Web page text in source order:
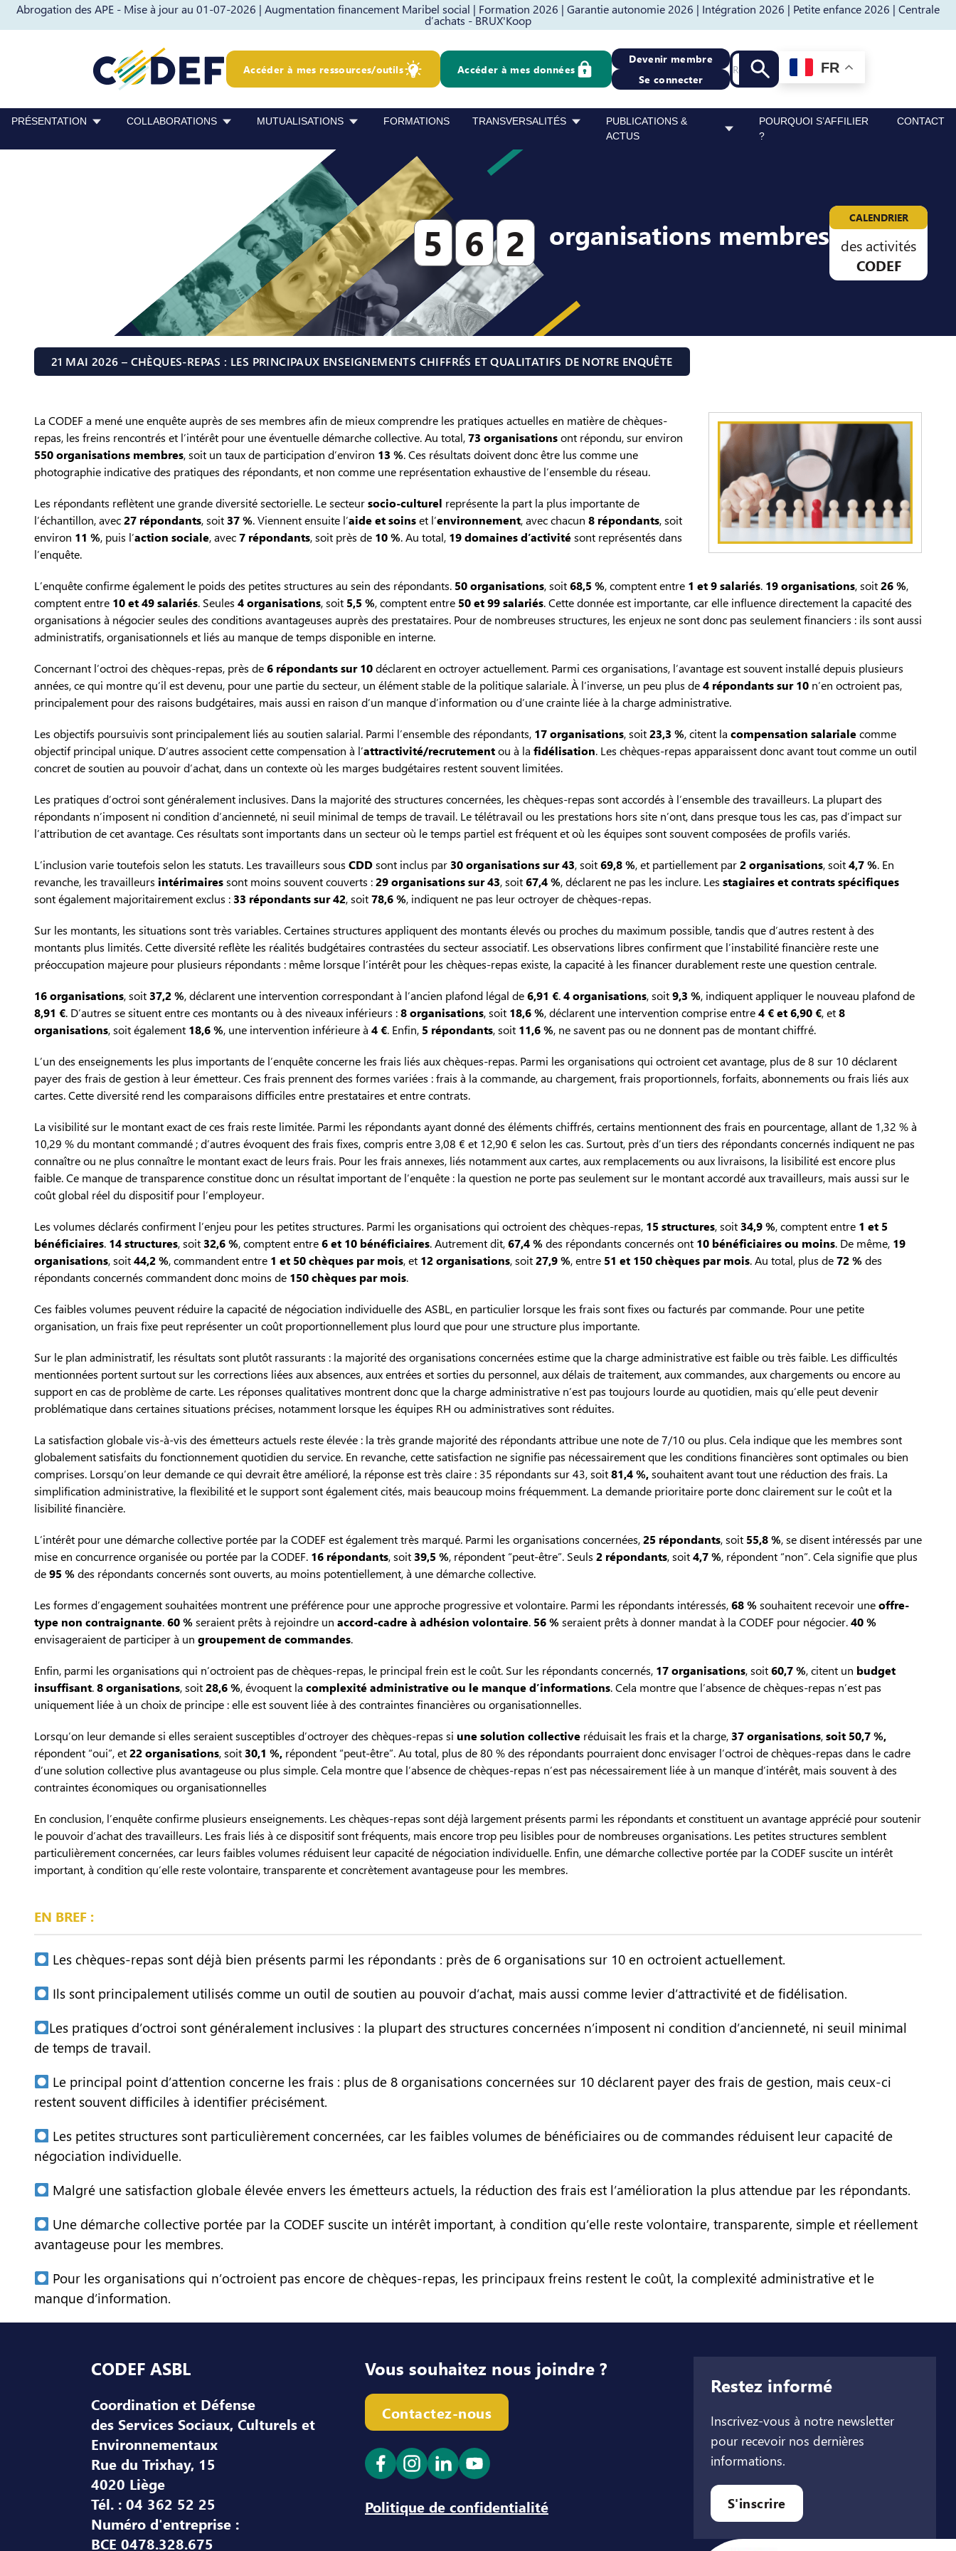
Abrogation des APE - Mise à jour au 01-07-2026 | Augmentation financement Maribel social | Formation 2026 | Garantie autonomie 2026 | Intégration 2026 | Petite enfance 2026 | Centrale
d’achats - BRUX'Koop
Passer au contenu Passer au pied de page
Accéder à mes ressources/outils Accéder à mes données
Devenir membre
Se connecter
Recherche
Lancer la recherche
FR
PRÉSENTATION COLLABORATIONS MUTUALISATIONS FORMATIONS TRANSVERSALITÉS
PUBLICATIONS &
ACTUS
POURQUOI S’AFFILIER
?
CONTACT
5 6 2 organisations membres CALENDRIER
des activités
CODEF
21 MAI 2026 – CHÈQUES-REPAS : LES PRINCIPAUX ENSEIGNEMENTS CHIFFRÉS ET QUALITATIFS DE NOTRE ENQUÊTE
La CODEF a mené une enquête auprès de ses membres afin de mieux comprendre les pratiques actuelles en matière de chèques-
repas, les freins rencontrés et l’intérêt pour une éventuelle démarche collective. Au total,73 organisationsont répondu, sur environ
550 organisations membres, soit un taux de participation d’environ 13 %. Ces résultats doivent donc être lus comme une
photographie indicative des pratiques des répondants, et non comme une représentation exhaustive de l’ensemble du réseau.
Les répondants reflètent une grande diversité sectorielle. Le secteursocio-culturel représente la part la plus importante de
l’échantillon, avec27 répondants, soit 37 %. Viennent ensuite l’aide et soinset l’environnement, avec chacun 8 répondants, soit
environ 11 %, puis l’action sociale, avec7 répondants, soit près de 10 %. Au total, 19 domaines d’activitésont représentés dans
l’enquête.
L’enquête confirme également le poids des petites structures au sein des répondants. 50 organisations, soit68,5 %, comptent entre 1 et 9 salariés. 19 organisations, soit26 %,
comptent entre 10 et 49 salariés. Seules 4 organisations, soit 5,5 %, comptent entre 50 et 99 salariés. Cette donnée est importante, car elle influence directement la capacité des
organisations à négocier seules des conditions avantageuses auprès des prestataires. Pour de nombreuses structures, les enjeux ne sont donc pas seulement financiers : ils sont aussi
administratifs, organisationnels et liés au manque de temps disponible en interne.
Concernant l’octroi des chèques-repas, près de6 répondants sur 10déclarent en octroyer actuellement. Parmi ces organisations, l’avantage est souvent installé depuis plusieurs
années, ce qui montre qu’il est devenu, pour une partie du secteur, un élément stable de la politique salariale. À l’inverse, un peu plus de4 répondants sur 10 n’en octroient pas,
principalement pour des raisons budgétaires, mais aussi en raison d’un manque d’information ou d’une crainte liée à la charge administrative.
Les objectifs poursuivis sont principalement liés au soutien salarial. Parmi l’ensemble des répondants, 17 organisations, soit23,3 %, citent la compensation salarialecomme
objectif principal unique. D’autres associent cette compensation à l’attractivité/recrutementou à la fidélisation. Les chèques-repas apparaissent donc avant tout comme un outil
concret de soutien au pouvoir d’achat, dans un contexte où les marges budgétaires restent souvent limitées.
Les pratiques d’octroi sont généralement inclusives. Dans la majorité des structures concernées, les chèques-repas sont accordés à l’ensemble des travailleurs. La plupart des
répondants n’imposent ni condition d’ancienneté, ni seuil minimal de temps de travail. Le télétravail ou les prestations hors site n’ont, dans presque tous les cas, pas d’impact sur
l’attribution de cet avantage. Ces résultats sont importants dans un secteur où le temps partiel est fréquent et où les équipes sont souvent composées de profils variés.
L’inclusion varie toutefois selon les statuts. Les travailleurs sous CDDsont inclus par 30 organisations sur 43, soit69,8 %, et partiellement par2 organisations, soit4,7 %. En
revanche, les travailleurs intérimairessont moins souvent couverts :29 organisations sur 43, soit67,4 %, déclarent ne pas les inclure. Les stagiaires et contrats spécifiques
sont également majoritairement exclus : 33 répondants sur 42, soit78,6 %, indiquent ne pas leur octroyer de chèques-repas.
Sur les montants, les situations sont très variables. Certaines structures appliquent des montants élevés ou proches du maximum possible, tandis que d’autres restent à des
montants plus limités. Cette diversité reflète les réalités budgétaires contrastées du secteur associatif. Les observations libres confirment que l’instabilité financière reste une
préoccupation majeure pour plusieurs répondants : même lorsque l’intérêt pour les chèques-repas existe, la capacité à les financer durablement reste une question centrale.
16 organisations, soit 37,2 %, déclarent une intervention correspondant à l’ancien plafond légal de6,91 €.4 organisations, soit9,3 %, indiquent appliquer le nouveau plafond de
8,91 €. D’autres se situent entre ces montants ou à des niveaux inférieurs :8 organisations, soit 18,6 %, déclarent une intervention comprise entre4 € et 6,90 €, et8
organisations, soit également 18,6 %, une intervention inférieure à 4 €. Enfin, 5 répondants, soit 11,6 %, ne savent pas ou ne donnent pas de montant chiffré.
L’un des enseignements les plus importants de l’enquête concerne les frais liés aux chèques-repas. Parmi les organisations qui octroient cet avantage, plus de 8 sur 10 déclarent
payer des frais de gestion à leur émetteur. Ces frais prennent des formes variées : frais à la commande, au chargement, frais proportionnels, forfaits, abonnements ou frais liés aux
cartes. Cette diversité rend les comparaisons difficiles entre prestataires et entre contrats.
La visibilité sur le montant exact de ces frais reste limitée. Parmi les répondants ayant donné des éléments chiffrés, certains mentionnent des frais en pourcentage, allant de 1,32 % à
10,29 % du montant commandé ; d’autres évoquent des frais fixes, compris entre 3,08 € et 12,90 € selon les cas. Surtout, près d’un tiers des répondants concernés indiquent ne pas
connaître ou ne plus connaître le montant exact de leurs frais. Pour les frais annexes, liés notamment aux cartes, aux remplacements ou aux livraisons, la lisibilité est encore plus
faible. Ce manque de transparence constitue donc un résultat important de l’enquête : la question ne porte pas seulement sur le montant accordé aux travailleurs, mais aussi sur le
coût global réel du dispositif pour l’employeur.
Les volumes déclarés confirment l’enjeu pour les petites structures. Parmi les organisations qui octroient des chèques-repas, 15 structures, soit 34,9 %, comptent entre 1 et 5
bénéficiaires. 14 structures, soit 32,6 %, comptent entre6 et 10 bénéficiaires. Autrement dit,67,4 %des répondants concernés ont 10 bénéficiaires ou moins. De même, 19
organisations, soit44,2 %, commandent entre 1 et 50 chèques par mois, et 12 organisations, soit27,9 %, entre 51 et 150 chèques par mois. Au total, plus de72 %des
répondants concernés commandent donc moins de 150 chèques par mois.
Ces faibles volumes peuvent réduire la capacité de négociation individuelle des ASBL, en particulier lorsque les frais sont fixes ou facturés par commande. Pour une petite
organisation, un frais fixe peut représenter un coût proportionnellement plus lourd que pour une structure plus importante.
Sur le plan administratif, les résultats sont plutôt rassurants : la majorité des organisations concernées estime que la charge administrative est faible ou très faible. Les difficultés
mentionnées portent surtout sur les corrections liées aux absences, aux entrées et sorties du personnel, aux délais de traitement, aux commandes, aux chargements ou encore au
support en cas de problème de carte. Les réponses qualitatives montrent donc que la charge administrative n’est pas toujours lourde au quotidien, mais qu’elle peut devenir
problématique dans certaines situations précises, notamment lorsque les équipes RH ou administratives sont réduites.
La satisfaction globale vis-à-vis des émetteurs actuels reste élevée : la très grande majorité des répondants attribue une note de 7/10 ou plus. Cela indique que les membres sont
globalement satisfaits du fonctionnement quotidien du service. En revanche, cette satisfaction ne signifie pas nécessairement que les conditions financières sont optimales ou bien
comprises. Lorsqu’on leur demande ce qui devrait être amélioré, la réponse est très claire : 35 répondants sur 43, soit81,4 %,souhaitent avant tout une réduction des frais. La
simplification administrative, la flexibilité et le support sont également cités, mais beaucoup moins fréquemment. La demande prioritaire porte donc clairement sur le coût et la
lisibilité financière.
L’intérêt pour une démarche collective portée par la CODEF est également très marqué. Parmi les organisations concernées,25 répondants, soit 55,8 %, se disent intéressés par une
mise en concurrence organisée ou portée par la CODEF. 16 répondants, soit 39,5 %, répondent “peut-être”. Seuls 2 répondants, soit4,7 %, répondent “non”. Cela signifie que plus
de95 %des répondants concernés sont ouverts, au moins potentiellement, à une démarche collective.
Les formes d’engagement souhaitées montrent une préférence pour une approche progressive et volontaire. Parmi les répondants intéressés,68 %souhaitent recevoir uneoffre-
type non contraignante.60 %seraient prêts à rejoindre un accord-cadre à adhésion volontaire. 56 %seraient prêts à donner mandat à la CODEF pour négocier.40 %
envisageraient de participer à un groupement de commandes.
Enfin, parmi les organisations qui n’octroient pas de chèques-repas, le principal frein est le coût. Sur les répondants concernés, 17 organisations, soit60,7 %, citent un budget
insuffisant.8 organisations, soit28,6 %, évoquent la complexité administrative ou le manque d’informations. Cela montre que l’absence de chèques-repas n’est pas
uniquement liée à un choix de principe : elle est souvent liée à des contraintes financières ou organisationnelles.
Lorsqu’on leur demande si elles seraient susceptibles d’octroyer des chèques-repas si une solution collective réduisait les frais et la charge, 37 organisations,soit 50,7 %,
répondent “oui”, et22 organisations, soit 30,1 %, répondent “peut-être”. Au total, plus de 80 % des répondants pourraient donc envisager l’octroi de chèques-repas dans le cadre
d’une solution collective plus avantageuse ou plus simple. Cela montre que l’absence de chèques-repas n’est pas nécessairement liée à un manque d’intérêt, mais souvent à des
contraintes économiques ou organisationnelles
En conclusion, l’enquête confirme plusieurs enseignements. Les chèques-repas sont déjà largement présents parmi les répondants et constituent un avantage apprécié pour soutenir
le pouvoir d’achat des travailleurs. Les frais liés à ce dispositif sont fréquents, mais encore trop peu lisibles pour de nombreuses organisations. Les petites structures semblent
particulièrement concernées, car leurs faibles volumes réduisent leur capacité de négociation individuelle. Enfin, une démarche collective portée par la CODEF suscite un intérêt
important, à condition qu’elle reste volontaire, transparente et concrètement avantageuse pour les membres.
EN BREF :
Les chèques-repas sont déjà bien présents parmi les répondants : près de 6 organisations sur 10 en octroient actuellement.
Ils sont principalement utilisés comme un outil de soutien au pouvoir d’achat, mais aussi comme levier d’attractivité et de fidélisation.
Les pratiques d’octroi sont généralement inclusives : la plupart des structures concernées n’imposent ni condition d’ancienneté, ni seuil minimal
de temps de travail.
Le principal point d’attention concerne les frais : plus de 8 organisations concernées sur 10 déclarent payer des frais de gestion, mais ceux-ci
restent souvent difficiles à identifier précisément.
Les petites structures sont particulièrement concernées, car les faibles volumes de bénéficiaires ou de commandes réduisent leur capacité de
négociation individuelle.
Malgré une satisfaction globale élevée envers les émetteurs actuels, la réduction des frais est l’amélioration la plus attendue par les répondants.
Une démarche collective portée par la CODEF suscite un intérêt important, à condition qu’elle reste volontaire, transparente, simple et réellement
avantageuse pour les membres.
Pour les organisations qui n’octroient pas encore de chèques-repas, les principaux freins restent le coût, la complexité administrative et le
manque d’information.
Pied de page
CODEF ASBL
Coordination et Défense
des Services Sociaux, Culturels et
Environnementaux
Rue du Trixhay, 15
4020 Liège
Tél. : 04 362 52 25
Numéro d'entreprise :
BCE 0478.328.675
Vous souhaitez nous joindre ?
Contactez-nous
Ouvrir le lien dans un nouvel onglet
Ouvrir le lien dans un nouvel onglet
Ouvrir le lien dans un nouvel onglet
Ouvrir le lien dans un nouvel onglet
Politique de confidentialité
Restez informé
Inscrivez-vous à notre newsletter
pour recevoir nos dernières
informations.
S'inscrire